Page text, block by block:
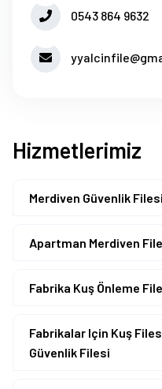
0543 864 9632
Hizmetlerimiz
Merdiven Güvenlik Filesi
Apartman Merdiven
Fabrika Kuş Önleme
Fabrikalar Için Kuş
Güvenlik Filesi